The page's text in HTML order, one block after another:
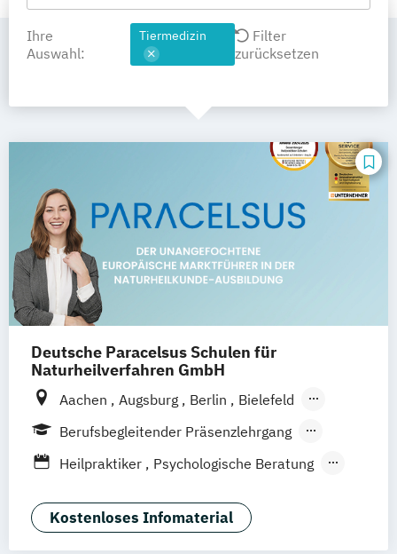
Ihre
Auswahl:
Tiermedizin
Filter
zurücksetzen
Deutsche Paracelsus Schulen für
Naturheilverfahren GmbH
Aachen Augsburg Berlin
Bielefeld
Braunschweig
Bremen
Chemnitz
Essen Frankfurt am Main
Freiburg
Gießen Hamburg Hannover
Jena Karlsruhe Kassel Kempten
Koblenz Köln Konstanz Landshut
Berufsbegleitender Präsenzlehrgang
Fernlehrgang
Vollzeit
Heilpraktiker
Psychologische Beratung
Kostenloses Infomaterial